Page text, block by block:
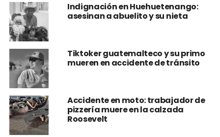
Indignación en Huehuetenango:
asesinan a abuelito y su nieta
Tiktoker guatemalteco y su primo
mueren en accidente de tránsito
Accidente en moto: trabajador de
pizzería muere en la calzada
Roosevelt